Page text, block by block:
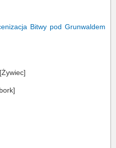
Bitwy pod Grunwaldem